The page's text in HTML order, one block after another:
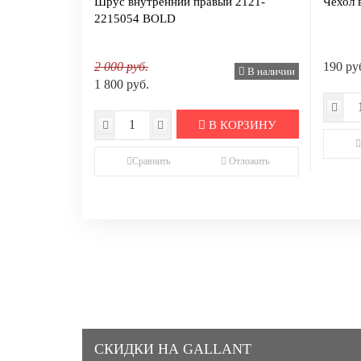
2215054 BOLD
2 000 руб.
1 800 руб.
В наличии
В КОРЗИНУ
Сравнить Отложить
190
СКИДКИ НА GALLANT